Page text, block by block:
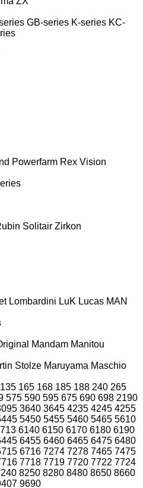
GB-series K-series KC-
Powerfarm Rex Vision
Solitair Zirkon
Lombardini LuK Lucas MAN
Mandam Manitou
Stolze Maruyama Maschio
135 165 168 185 188 240 265
575 590 595 675 690 698 2190
3640 3645 4235 4245 4255
5450 5455 5460 5465 5610
6140 6150 6170 6180 6190
6455 6460 6465 6475 6480
6716 7274 7278 7465 7475
7718 7719 7720 7722 7724
8250 8280 8480 8650 8660
9690